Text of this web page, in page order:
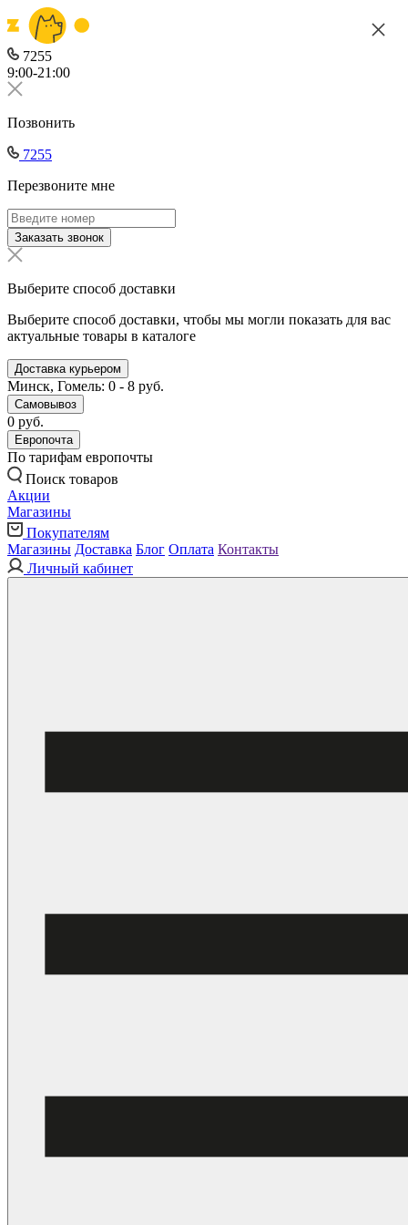
7255
9:00-21:00
Позвонить
7255
Перезвоните мне
Заказать звонок
Выберите способ доставки
Выберите способ доставки, чтобы мы могли показать для вас
актуальные товары в каталоге
Доставка курьером
Минск, Гомель: 0 - 8 руб.
Самовывоз
0 руб.
Европочта
По тарифам европочты
Поиск товаров
Акции
Магазины
Покупателям
Магазины Доставка Блог Оплата Контакты
Личный кабинет